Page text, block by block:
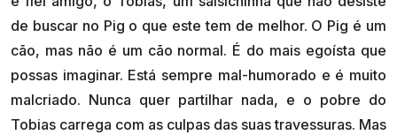
de buscar no Pig o que este tem de melhor. O Pig é um
cão, mas não é um cão normal. É do mais egoísta que
possas imaginar. Está sempre mal-humorado e é muito
malcriado. Nunca quer partilhar nada, e o pobre do
Tobias carrega com as culpas das suas travessuras. Mas